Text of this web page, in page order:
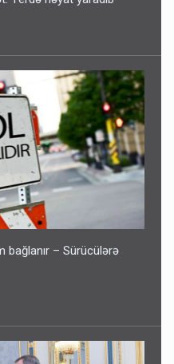
bağlanır – Sürücülərə